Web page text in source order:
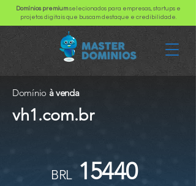
Domínios premiumselecionados para empresas, startups e
projetos digitais que buscam destaque e credibilidade.
Domínio à venda
vh1.com.br
BRL 15440